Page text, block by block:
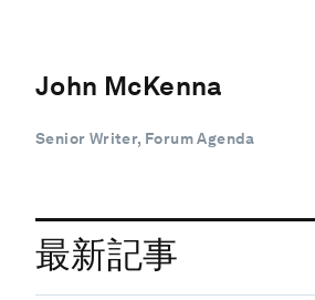
John McKenna
Senior Writer, Forum Agenda
最新記事